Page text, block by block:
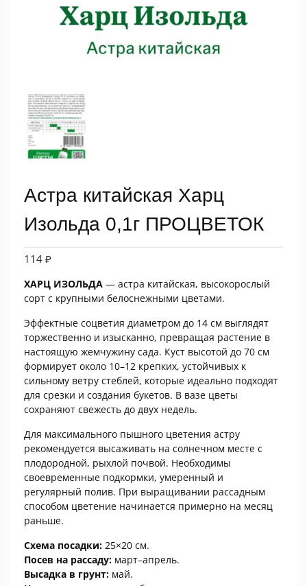
Астра китайская Харц
Изольда 0,1г ПРОЦВЕТОК
114 ₽
ХАРЦ ИЗОЛЬДА — астра китайская, высокорослый
сорт с крупными белоснежными цветами.
Эффектные соцветия диаметром до 14 см выглядят
торжественно и изысканно, превращая растение в
настоящую жемчужину сада. Куст высотой до 70 см
формирует около 10–12 крепких, устойчивых к
сильному ветру стеблей, которые идеально подходят
для срезки и создания букетов. В вазе цветы
сохраняют свежесть до двух недель.
Для максимального пышного цветения астру
рекомендуется высаживать на солнечном месте с
плодородной, рыхлой почвой. Необходимы
своевременные подкормки, умеренный и
регулярный полив. При выращивании рассадным
способом цветение начинается примерно на месяц
раньше.
Схема посадки: 25×20 см.
Посев на рассаду: март–апрель.
Высадка в грунт: май.